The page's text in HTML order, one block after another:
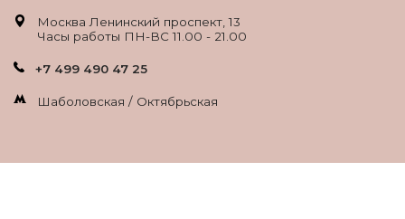
Москва Ленинский проспект, 13
Часы работы ПН-ВС 11.00 - 21.00
+7 499 490 47 25
Шаболовская / Октябрьская